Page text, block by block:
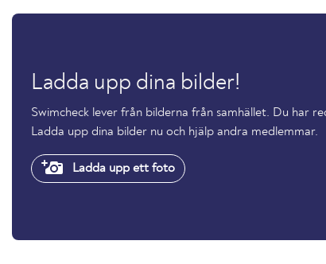
Ladda upp dina bilder!
Swimcheck lever från bilderna från samhället. Du har
Ladda upp dina bilder nu och hjälp andra medlemmar.
Ladda upp ett foto